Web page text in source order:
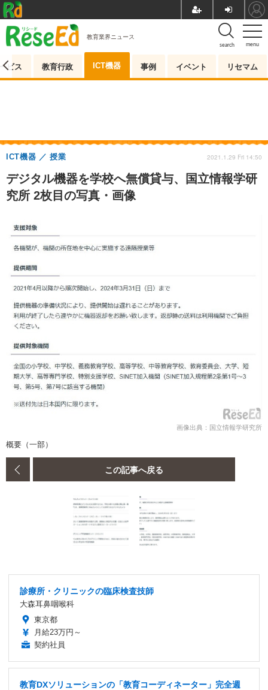
menu
search
教育業界ニュース
ビス 教育行政 ICT機器 事例 イベント リセマム
デジタル機器を学校へ無償貸与、国立情報学研
究所 2枚目の写真・画像
ICT機器 授業 2021.1.29 Fri 14:50
画像出典：国立情報学研究所
概要（一部）
この記事へ戻る
診療所・クリニックの臨床検査技師
大森耳鼻咽喉科
東京都
月給23万円～
契約社員
教育DXソリューションの「教育コーディネーター」完全週